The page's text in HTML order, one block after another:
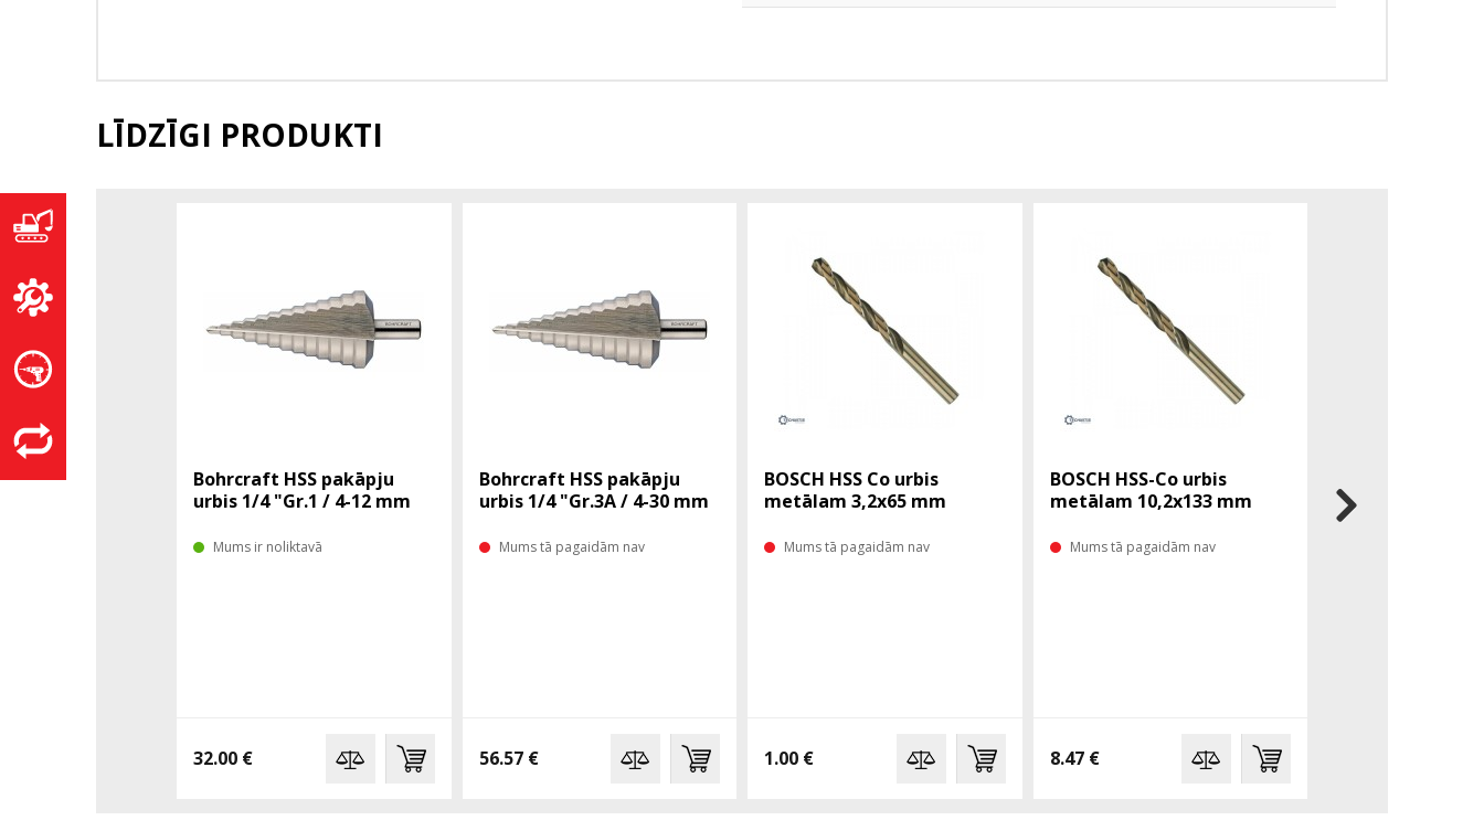
LĪDZĪGI PRODUKTI
Bohrcraft HSS pakāpju
urbis 1/4 "Gr.1 / 4-12 mm
Mums ir noliktavā
32.00 €
Bohrcraft HSS pakāpju
urbis 1/4 "Gr.3A / 4-30 mm
Mums tā pagaidām nav
56.57 €
BOSCH HSS Co urbis
metālam 3,2x65 mm
Mums tā pagaidām nav
1.00 €
BOSCH HSS-Co urbis
metālam 10,2x133 mm
Mums tā pagaidām nav
8.47 €
metālam